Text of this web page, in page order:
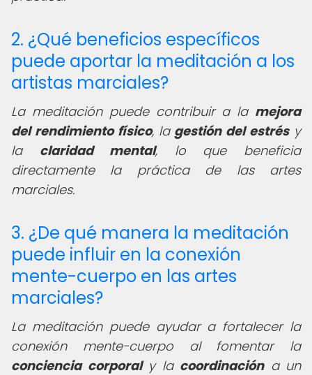
2. ¿Qué beneficios específicos
puede aportar la meditación a los
artistas marciales?
La meditación puede contribuir a la mejora
del rendimiento físico, la gestión del estrésy
la claridad mental, lo que beneficia
directamente la práctica de las artes
marciales.
3. ¿De qué manera la meditación
puede influir en la conexión
mente-cuerpo en las artes
marciales?
La meditación puede ayudar a fortalecer la
conexión mente-cuerpo al fomentar la
conciencia corporaly la coordinacióna un